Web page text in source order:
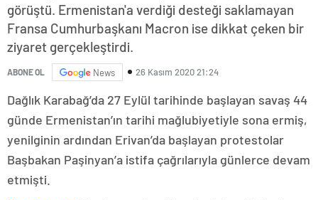
görüştü. Ermenistan'a verdiği desteği saklamayan
Fransa Cumhurbaşkanı Macron ise dikkat çeken bir
ziyaret gerçekleştirdi.
ABONE OL News 26 Kasım 2020 21:24
Dağlık Karabağ’da 27 Eylül tarihinde başlayan savaş 44
günde Ermenistan’ın tarihi mağlubiyetiyle sona ermiş,
yenilginin ardından Erivan’da başlayan protestolar
Başbakan Paşinyan’a istifa çağrılarıyla günlerce devam
etmişti.